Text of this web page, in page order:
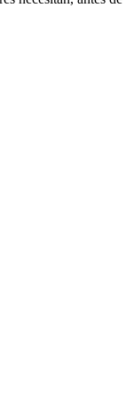
necesitan, antes de